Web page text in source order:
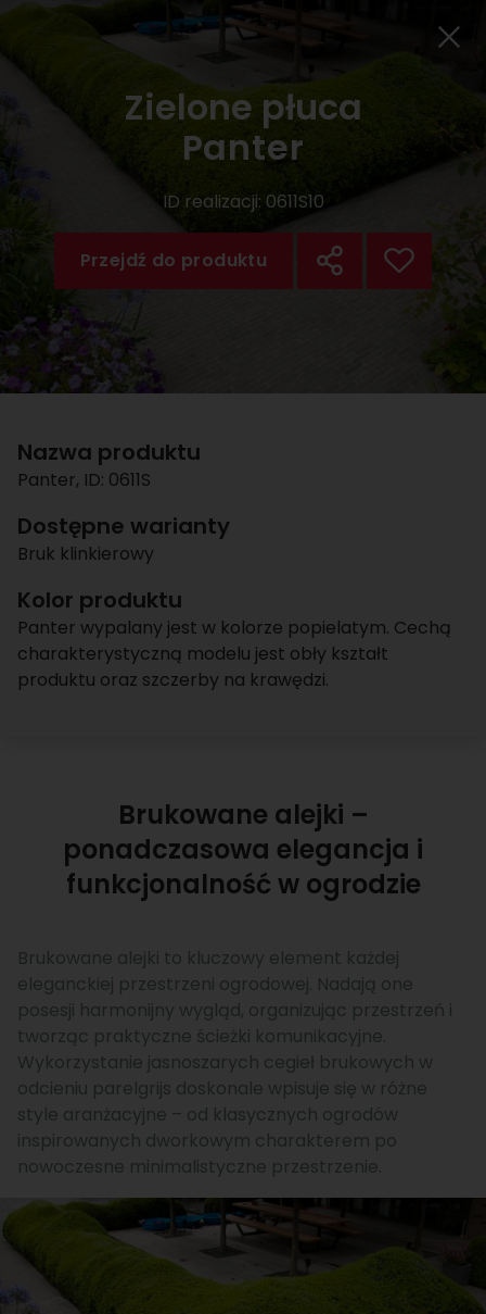
Zielone płuca
Panter
ID realizacji: 0611S10
Przejdź do produktu
Nazwa produktu
Panter, ID: 0611S
Dostępne warianty
Bruk klinkierowy
Kolor produktu
Panter wypalany jest w kolorze popielatym. Cechą
charakterystyczną modelu jest obły kształt
produktu oraz szczerby na krawędzi.
Brukowane alejki –
ponadczasowa elegancja i
funkcjonalność w ogrodzie
Brukowane alejki to kluczowy element każdej
eleganckiej przestrzeni ogrodowej. Nadają one
posesji harmonijny wygląd, organizując przestrzeń i
tworząc praktyczne ścieżki komunikacyjne.
Wykorzystanie jasnoszarych cegieł brukowych w
odcieniu parelgrijs doskonale wpisuje się w różne
style aranżacyjne – od klasycznych ogrodów
inspirowanych dworkowym charakterem po
nowoczesne minimalistyczne przestrzenie.